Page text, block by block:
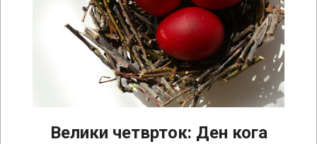
Велики четврток: Ден кога